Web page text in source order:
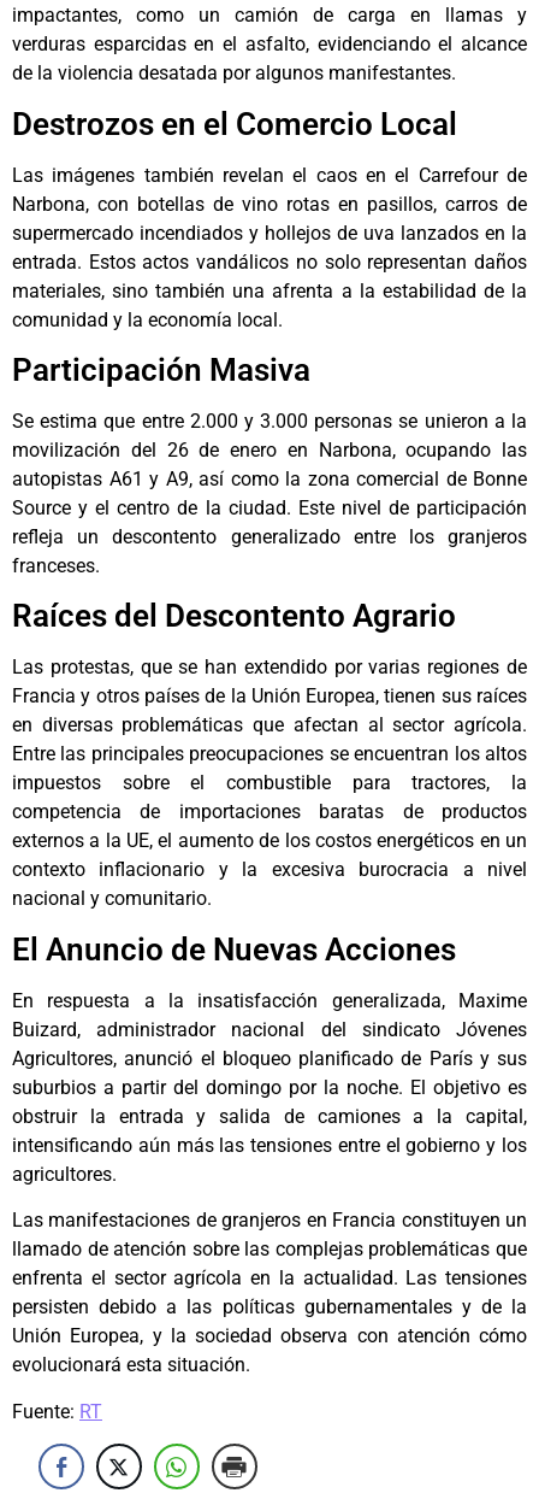
impactantes, como un camión de carga en llamas y
verduras esparcidas en el asfalto, evidenciando el alcance
de la violencia desatada por algunos manifestantes.
Destrozos en el Comercio Local
Las imágenes también revelan el caos en el Carrefour de
Narbona, con botellas de vino rotas en pasillos, carros de
supermercado incendiados y hollejos de uva lanzados en la
entrada. Estos actos vandálicos no solo representan daños
materiales, sino también una afrenta a la estabilidad de la
comunidad y la economía local.
Participación Masiva
Se estima que entre 2.000 y 3.000 personas se unieron a la
movilización del 26 de enero en Narbona, ocupando las
autopistas A61 y A9, así como la zona comercial de Bonne
Source y el centro de la ciudad. Este nivel de participación
refleja un descontento generalizado entre los granjeros
franceses.
Raíces del Descontento Agrario
Las protestas, que se han extendido por varias regiones de
Francia y otros países de la Unión Europea, tienen sus raíces
en diversas problemáticas que afectan al sector agrícola.
Entre las principales preocupaciones se encuentran los altos
impuestos sobre el combustible para tractores, la
competencia de importaciones baratas de productos
externos a la UE, el aumento de los costos energéticos en un
contexto inflacionario y la excesiva burocracia a nivel
nacional y comunitario.
El Anuncio de Nuevas Acciones
En respuesta a la insatisfacción generalizada, Maxime
Buizard, administrador nacional del sindicato Jóvenes
Agricultores, anunció el bloqueo planificado de París y sus
suburbios a partir del domingo por la noche. El objetivo es
obstruir la entrada y salida de camiones a la capital,
intensificando aún más las tensiones entre el gobierno y los
agricultores.
Las manifestaciones de granjeros en Francia constituyen un
llamado de atención sobre las complejas problemáticas que
enfrenta el sector agrícola en la actualidad. Las tensiones
persisten debido a las políticas gubernamentales y de la
Unión Europea, y la sociedad observa con atención cómo
evolucionará esta situación.
Fuente: RT